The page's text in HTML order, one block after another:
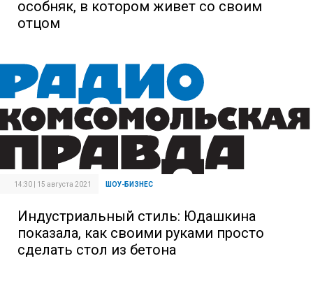
особняк, в котором живет со своим
отцом
14:30 | 15 августа 2021 ШОУ-БИЗНЕС
Индустриальный стиль: Юдашкина
показала, как своими руками просто
сделать стол из бетона